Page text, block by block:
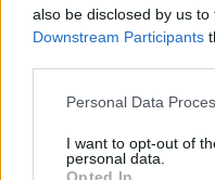
also be disclosed by us
Downstream Participants
Please note that this
not limited to your visit or
grant or deny consent to
Personal Data
I want to opt-out of
personal data.
Opted In
Utalvány
az iskolakezdési
HÍREK egy órája